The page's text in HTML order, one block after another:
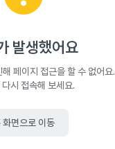
발생했어요
페이지 접근을 할 수 없어요.
다시 접속해 보세요.
화면으로 이동